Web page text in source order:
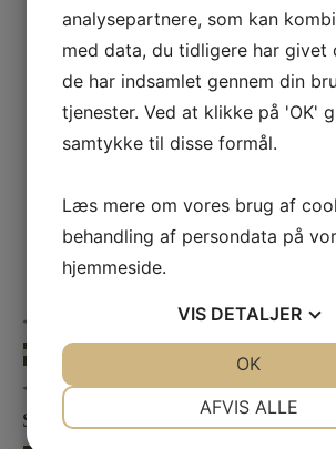
« Forrige
Sølvbryllup
analysepartnere, som kan
med data, du tidligere har givet
de har indsamlet gennem din
tjenester. Ved at klikke på 'OK'
samtykke til disse formål.
Læs mere om vores brug af
behandling af persondata på
hjemmeside.
VIS DETALJER
AFVIS ALLE
OK